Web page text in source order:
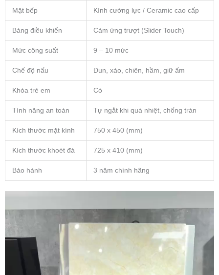
Mặt bếp Kính cường lực / Ceramic cao cấp
Bảng điều khiển Cảm ứng trượt (Slider Touch)
Mức công suất 9 – 10 mức
Chế độ nấu Đun, xào, chiên, hầm, giữ ấm
Khóa trẻ em Có
Tính năng an toàn Tự ngắt khi quá nhiệt, chống tràn
Kích thước mặt kính 750 x 450 (mm)
Kích thước khoét đá 725 x 410 (mm)
Bảo hành 3 năm chính hãng
Video